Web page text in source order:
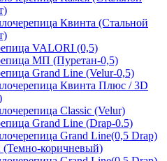
Квинта (Стальной
VALORI (0,5)
МП (Пуретан-0,5)
Grand Line (Velur-0,5)
Квинта Плюс / 3D
Classic (Velur)
Grand Line (Drap-0.5)
Grand Line(0,5 Drap)
(Темно-коричневый)